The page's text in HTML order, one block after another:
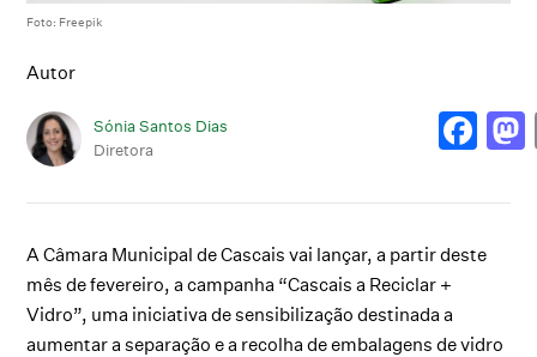
Foto: Freepik
Autor
Sónia Santos Dias
Diretora
A Câmara Municipal de Cascais vai lançar, a partir deste
mês de fevereiro, a campanha “Cascais a Reciclar +
Vidro”, uma iniciativa de sensibilização destinada a
aumentar a separação e a recolha de embalagens de vidro